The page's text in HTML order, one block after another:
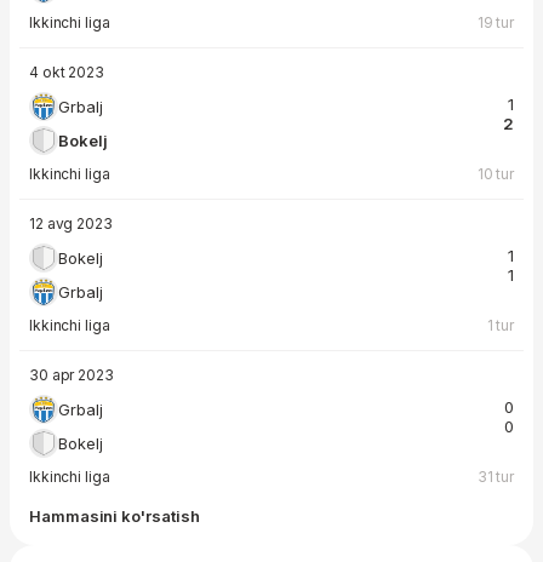
Ikkinchi liga 19 tur
4 okt 2023
Grbalj
Bokelj
1
2
Ikkinchi liga 10 tur
12 avg 2023
Bokelj
Grbalj
1
1
Ikkinchi liga 1 tur
30 apr 2023
Grbalj
Bokelj
0
0
Ikkinchi liga 31 tur
Hammasini ko'rsatish